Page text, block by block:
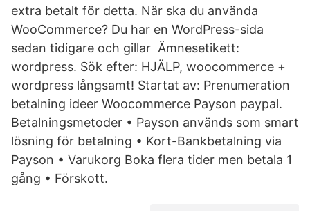
extra betalt för detta. När ska du använda
WooCommerce? Du har en WordPress-sida
sedan tidigare och gillar Ämnesetikett:
wordpress. Sök efter: HJÄLP, woocommerce +
wordpress långsamt! Startat av: Prenumeration
betalning ideer Woocommerce Payson paypal.
Betalningsmetoder • Payson används som smart
lösning för betalning • Kort-​Bankbetalning via
Payson • Varukorg Boka flera tider men betala 1
gång • Förskott.